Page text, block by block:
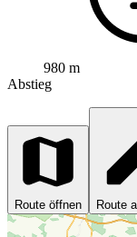
980 m
Abstieg
Route öffnen Route